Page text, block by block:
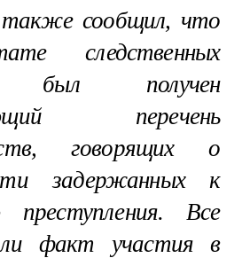
также сообщил, что
следственных
был получен
перечень
говорящих о
задержанных к
преступления. Все
факт участия в